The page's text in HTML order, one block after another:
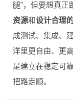
腿”，但要想真正
资源和设计合理
成测试、集成、
洋里更自由、更
是建立在稳定可
把路走顺。